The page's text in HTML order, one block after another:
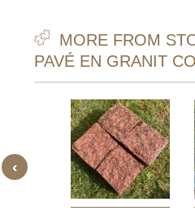
MORE FROM
PAVÉ EN GRANIT
‹